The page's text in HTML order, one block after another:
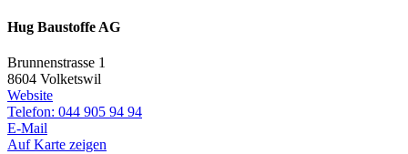
Hug Baustoffe AG
Brunnenstrasse 1
8604 Volketswil
Website
Telefon: 044 905 94 94
E-Mail
Auf Karte zeigen